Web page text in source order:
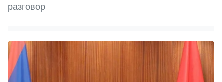
разговор